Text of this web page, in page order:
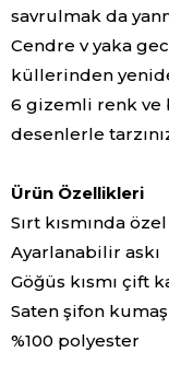
savrulmak da
Cendre v yaka
küllerinden
6 gizemli renk ve
desenlerle
Ürün Özellikleri
Sırt kısmında
Ayarlanabilir askı
Göğüs kısmı çift
Saten şifon kumaş
%100 polyester